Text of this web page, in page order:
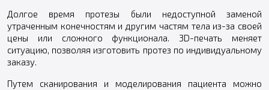
Долгое время протезы были недоступной заменой
утраченным конечностям и другим частям тела из-за своей
цены или сложного функционала. 3D-печать меняет
ситуацию, позволяя изготовить протез по индивидуальному
заказу.
Путем сканирования и моделирования пациента можно